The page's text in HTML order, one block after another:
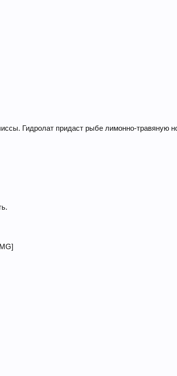
Гидролат придаст рыбе лимонно-травяную